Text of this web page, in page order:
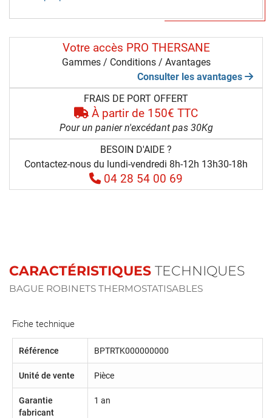
Votre accès PRO THERSANE
Gammes / Conditions / Avantages
Consulter les avantages
FRAIS DE PORT OFFERT
À partir de 150€ TTC
Pour un panier n'excédant pas 30Kg
BESOIN D'AIDE ?
Contactez-nous du lundi-vendredi 8h-12h 13h30-18h
04 28 54 00 69
CARACTÉRISTIQUES TECHNIQUES
BAGUE ROBINETS THERMOSTATISABLES
Fiche technique
Référence BPTRTK000000000
Unité de vente Pièce
Garantie
fabricant
1 an